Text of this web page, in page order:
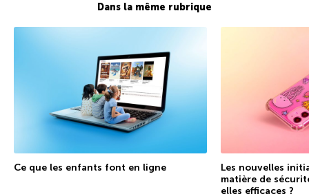
Dans la même rubrique
Ce que les enfants font en ligne
Les nouvelles
matière de
elles efficaces ?